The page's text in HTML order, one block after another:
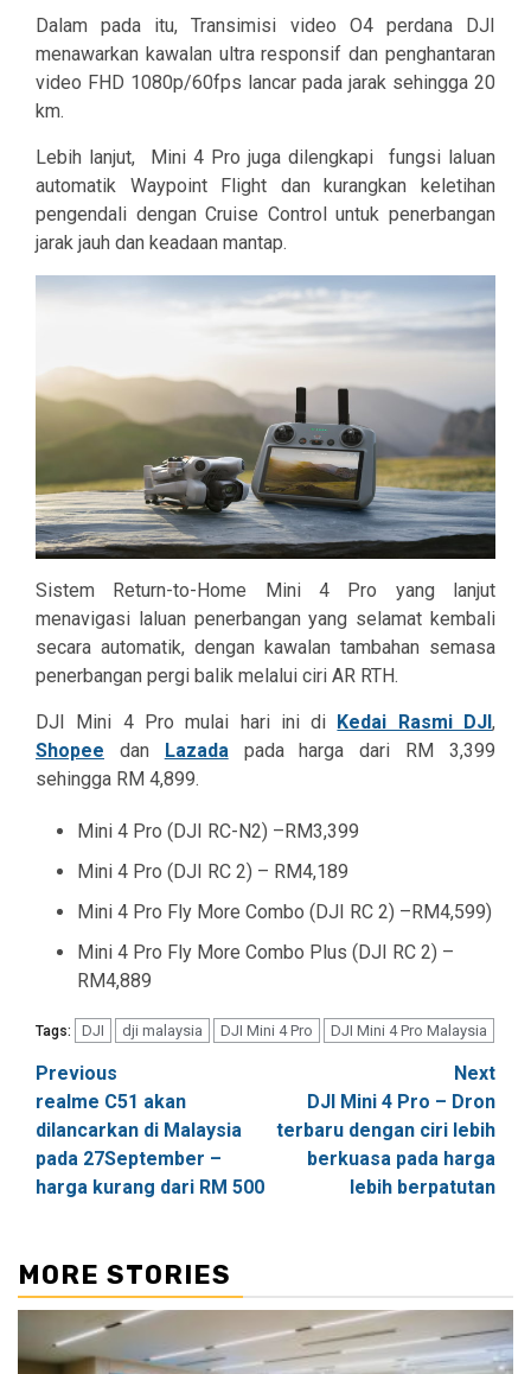
Dalam pada itu, Transimisi video O4 perdana DJI
menawarkan kawalan ultra responsif dan penghantaran
video FHD 1080p/60fps lancar pada jarak sehingga 20
km.
Lebih lanjut, Mini 4 Pro juga dilengkapi
fungsi laluan
automatik Waypoint Flight dan kurangkan keletihan
pengendali dengan Cruise Control untuk penerbangan
jarak jauh dan keadaan mantap.
Sistem Return-to-Home Mini 4 Pro yang lanjut
menavigasi laluan penerbangan yang selamat kembali
secara automatik, dengan kawalan tambahan semasa
penerbangan pergi balik melalui ciri AR RTH.
DJI Mini 4 Pro mulai hari ini di Kedai Rasmi DJI,
Shopee dan Lazada pada harga dari RM 3,399
sehingga RM 4,899.
Mini 4 Pro (DJI RC-N2) –RM3,399
Mini 4 Pro (DJI RC 2) – RM4,189
Mini 4 Pro Fly More Combo (DJI RC 2) –RM4,599)
Mini 4 Pro Fly More Combo Plus (DJI RC 2) –
RM4,889
Tags: DJI dji malaysia DJI Mini 4 Pro DJI Mini 4 Pro Malaysia
Post
navigation
Previous
realme C51 akan
dilancarkan di Malaysia
pada 27September –
harga kurang dari RM 500
Next
DJI Mini 4 Pro – Dron
terbaru dengan ciri lebih
berkuasa pada harga
lebih berpatutan
MORE STORIES